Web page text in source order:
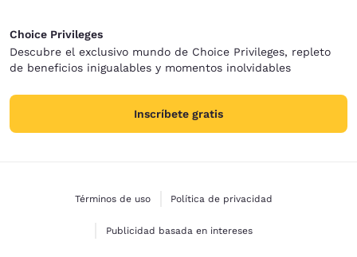
Choice Privileges
Descubre el exclusivo mundo de Choice Privileges, repleto
de beneficios inigualables y momentos inolvidables
Inscríbete gratis
Términos de uso Política de privacidad
Publicidad basada en intereses